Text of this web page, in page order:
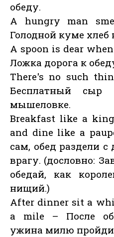
обеду.
A hungry man
Голодной куме хлеб
A spoon is dear
Ложка дорога к
There's no such
Бесплатный сыр
мышеловке.
Breakfast like a
and dine like a
сам, обед раздели
врагу. (дословно:
обедай, как
нищий.)
After dinner sit a
a mile – После
ужина милю